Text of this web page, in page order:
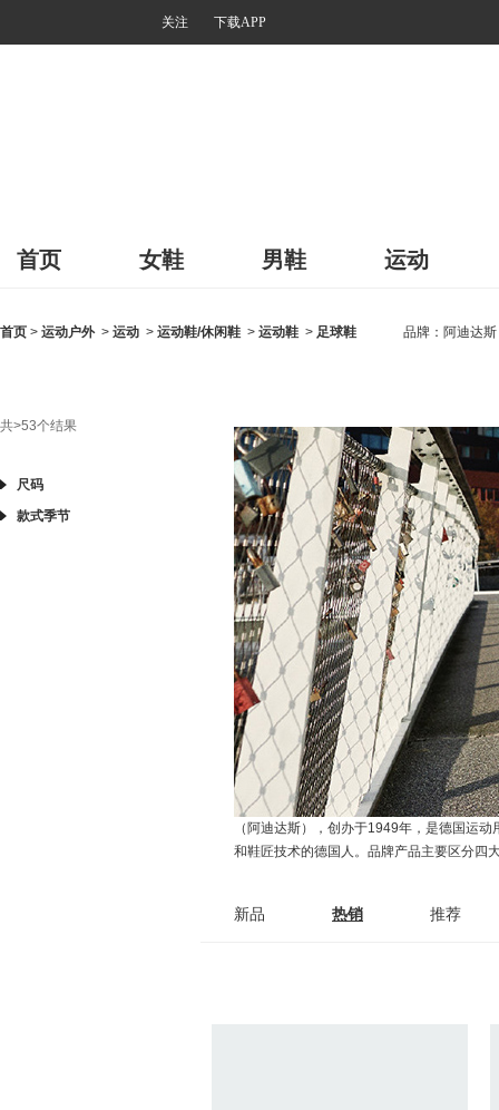
关注 下载APP
首页 女鞋 男鞋 运动
首页 > 运动户外 > 运动 > 运动鞋/休闲鞋 > 运动鞋 > 足球鞋 品牌： 阿迪达斯
共>53个结果
尺码
款式季节
（阿迪达斯），创办于1949年，是德国运
和鞋匠技术的德国人。品牌产品主要区分四
新品 热销 推荐